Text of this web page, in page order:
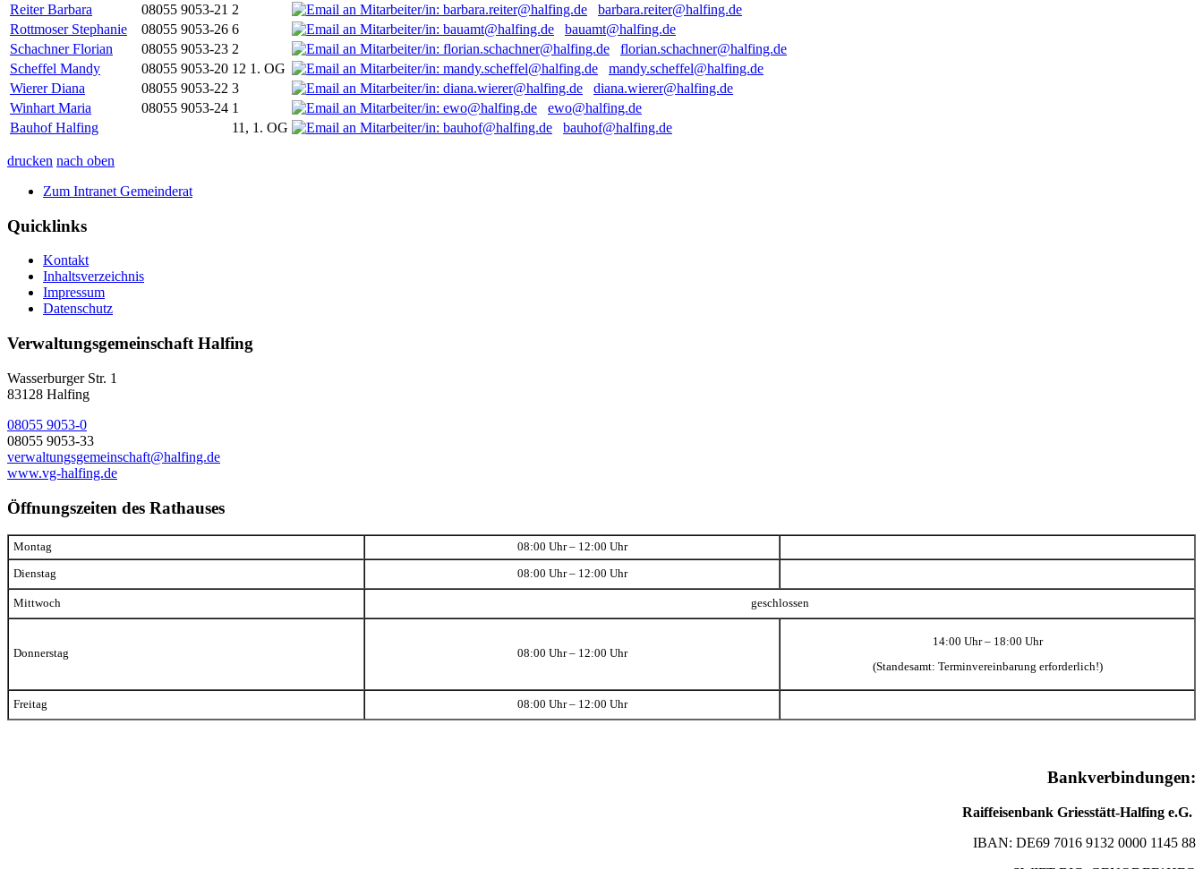
Reiter Barbara
08055 9053-21 2
barbara.reiter@halfing.de
Rottmoser Stephanie
08055 9053-26 6
bauamt@halfing.de
Schachner Florian
08055 9053-23 2
florian.schachner@halfing.de
Scheffel Mandy
08055 9053-20 12 1. OG
mandy.scheffel@halfing.de
Wierer Diana
08055 9053-22 3
diana.wierer@halfing.de
Winhart Maria
08055 9053-24 1
ewo@halfing.de
Bauhof Halfing
11, 1. OG bauhof@halfing.de
drucken nach oben
Zum Intranet Gemeinderat
Quicklinks
Kontakt
Inhaltsverzeichnis
Impressum
Datenschutz
Verwaltungsgemeinschaft Halfing
Wasserburger Str. 1
83128 Halfing
08055 9053-0
08055 9053-33
verwaltungsgemeinschaft@halfing.de
www.vg-halfing.de
Öffnungszeiten des Rathauses
Montag 08:00 Uhr – 12:00 Uhr
Dienstag 08:00 Uhr – 12:00 Uhr
Mittwoch geschlossen
Donnerstag 08:00 Uhr – 12:00 Uhr
14:00 Uhr – 18:00 Uhr
(Standesamt: Terminvereinbarung erforderlich!)
Freitag 08:00 Uhr – 12:00 Uhr
Bankverbindungen:
Raiffeisenbank Griesstätt-Halfing e.G.
IBAN: DE69 7016 9132 0000 1145 88